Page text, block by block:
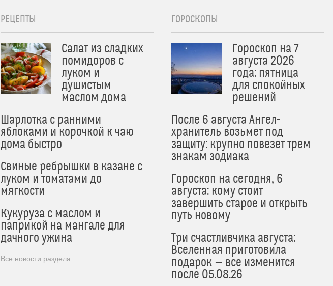
РЕЦЕПТЫ
Салат из сладких
помидоров с
луком и
душистым
маслом дома
Шарлотка с ранними
яблоками и корочкой к чаю
дома быстро
Свиные ребрышки в казане с
луком и томатами до
мягкости
Кукуруза с маслом и
паприкой на мангале для
дачного ужина
Все новости раздела
ГОРОСКОПЫ
Гороскоп на 7
августа 2026
года: пятница
для спокойных
решений
После 6 августа Ангел-
хранитель возьмет под
защиту: крупно повезет трем
знакам зодиака
Гороскоп на сегодня, 6
августа: кому стоит
завершить старое и открыть
путь новому
Три счастливчика августа:
Вселенная приготовила
подарок — все изменится
после 05.08.26